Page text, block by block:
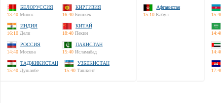
БЕЛОРУССИЯ
13:40 Минск
КИРГИЗИЯ
16:40 Бишкек
ИНДИЯ
16:10 Дели
КИТАЙ
18:40 Пекин
РОССИЯ
14:40 Москва
ПАКИСТАН
15:40 Исламабад
ТАДЖИКИСТАН
15:40 Душанбе
УЗБЕКИСТАН
15:40 Ташкент
Афганистан
15:10 Кабул